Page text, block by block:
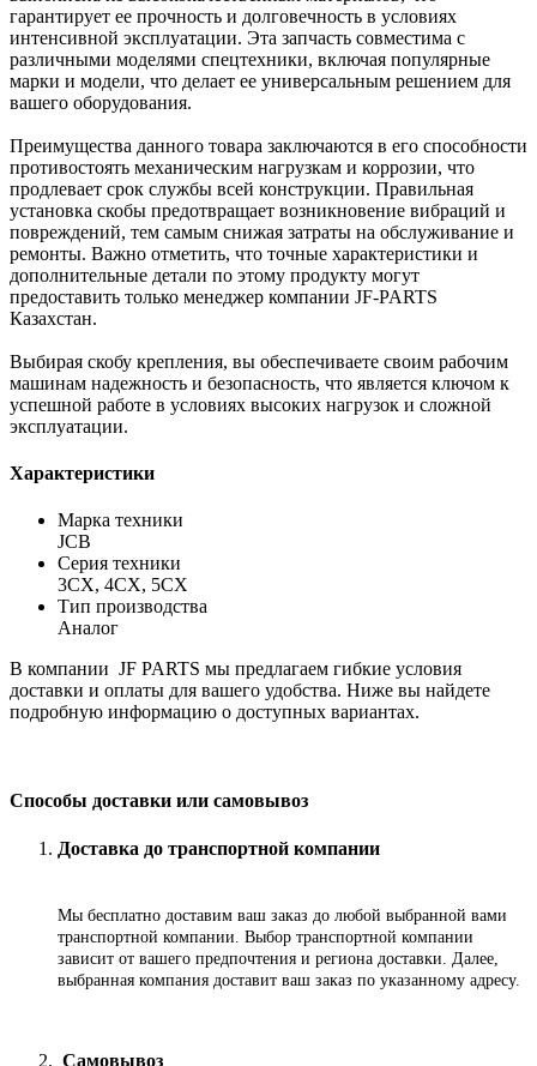
гарантирует ее прочность и долговечность в условиях
интенсивной эксплуатации. Эта запчасть совместима с
различными моделями спецтехники, включая популярные
марки и модели, что делает ее универсальным решением для
вашего оборудования.
Преимущества данного товара заключаются в его способности
противостоять механическим нагрузкам и коррозии, что
продлевает срок службы всей конструкции. Правильная
установка скобы предотвращает возникновение вибраций и
повреждений, тем самым снижая затраты на обслуживание и
ремонты. Важно отметить, что точные характеристики и
дополнительные детали по этому продукту могут
предоставить только менеджер компании JF-PARTS
Казахстан.
Выбирая скобу крепления, вы обеспечиваете своим рабочим
машинам надежность и безопасность, что является ключом к
успешной работе в условиях высоких нагрузок и сложной
эксплуатации.
Характеристики
Марка техники
JCB
Серия техники
3CX, 4CX, 5CX
Тип производства
Аналог
В компании JF PARTS мы предлагаем гибкие условия
доставки и оплаты для вашего удобства. Ниже вы найдете
подробную информацию о доступных вариантах.
Способы доставки или самовывоз
Доставка до транспортной компании
Мы бесплатно доставим ваш заказ до любой выбранной вами
транспортной компании. Выбор транспортной компании
зависит от вашего предпочтения и региона доставки. Далее,
выбранная компания доставит ваш заказ по указанному адресу.
Самовывоз